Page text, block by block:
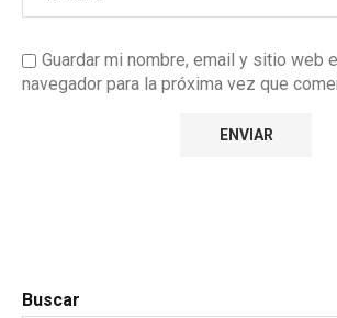
Guardar mi nombre, email y sitio web
navegador para la próxima vez que
Buscar